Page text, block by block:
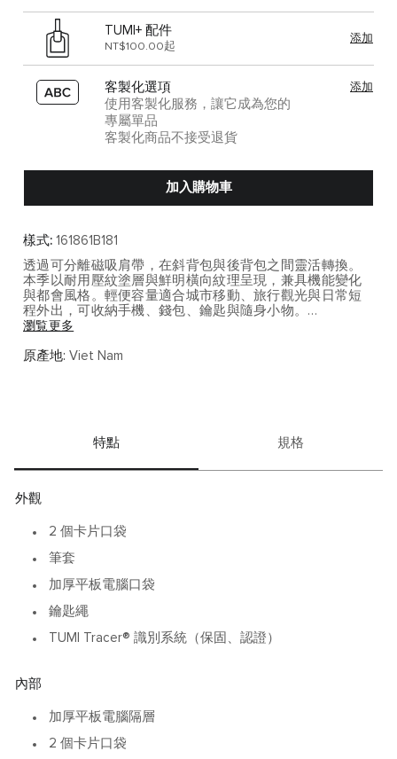
TUMI+ 配件
NT$100.00起
添加
客製化選項
使用客製化服務，讓它成為您的
專屬單品
客製化商品不接受退貨
添加
加入購物車
樣式: 161861B181
透過可分離磁吸肩帶，在斜背包與後背包之間靈活轉換。
本季以耐用壓紋塗層與鮮明橫向紋理呈現，兼具機能變化
與都會風格。輕便容量適合城市移動、旅行觀光與日常短
程外出，可收納手機、錢包、鑰匙與隨身小物。
勤、商務移動與休閒旅行帶來俐落而具風格的選擇。
瀏覧更多
原產地: Viet Nam
特點 規格
外觀
2 個卡片口袋
筆套
加厚平板電腦口袋
鑰匙繩
TUMI Tracer® 識別系統（保固、認證）
內部
加厚平板電腦隔層
2 個卡片口袋